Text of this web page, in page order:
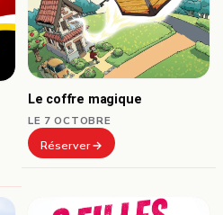
Le coffre magique
LE 7 OCTOBRE
Réserver